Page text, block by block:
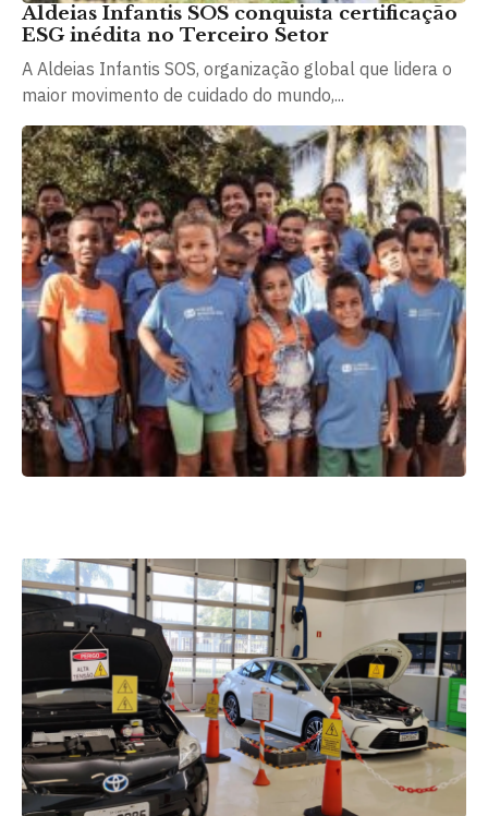
Aldeias Infantis SOS conquista certificação
ESG inédita no Terceiro Setor
A Aldeias Infantis SOS, organização global que lidera o
maior movimento de cuidado do mundo,...